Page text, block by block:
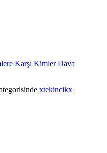
Karşı Kimler Dava
xtekincikx